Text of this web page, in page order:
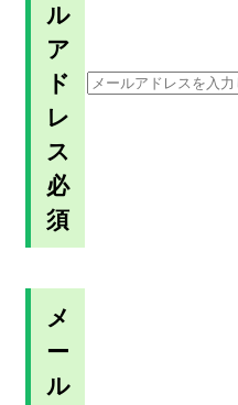
ル
ア
ド
レ
ス
必
須
メ
ー
ル